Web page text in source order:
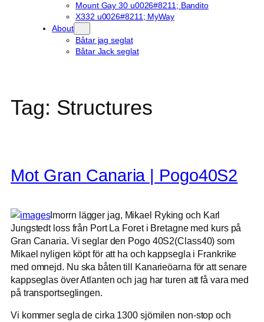
Mount Gay 30 u0026#8211; Bandito
X332 u0026#8211; MyWay
About
Båtar jag seglat
Båtar Jack seglat
Tag: Structures
Mot Gran Canaria | Pogo40S2
Imorrn lägger jag, Mikael Ryking och Karl
Jungstedt loss från Port La Foret i Bretagne med kurs på
Gran Canaria. Vi seglar den Pogo 40S2(Class40) som
Mikael nyligen köpt för att ha och kappsegla i Frankrike
med omnejd. Nu ska båten till Kanarieöarna för att senare
kappseglas över Atlanten och jag har turen att få vara med
på transportseglingen.
Vi kommer segla de cirka 1300 sjömilen non-stop och